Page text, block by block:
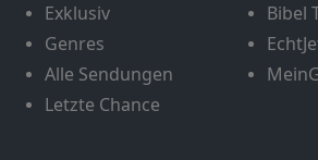
Exklusiv
Genres
Alle Sendungen
Letzte Chance
Bibel